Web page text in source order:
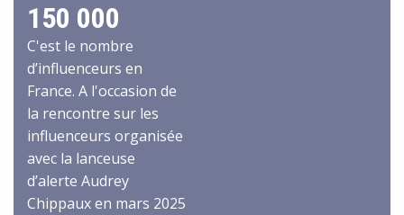
150 000
C'est le nombre
d’influenceurs en
France. A l'occasion de
la rencontre sur les
influenceurs organisée
avec la lanceuse
d’alerte Audrey
Chippaux en mars 2025